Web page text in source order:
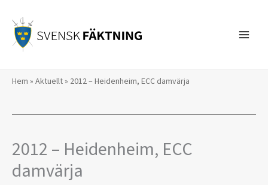
innehåll
Hem » Aktuellt» 2012 – Heidenheim, ECC damvärja
2012 – Heidenheim, ECC
damvärja